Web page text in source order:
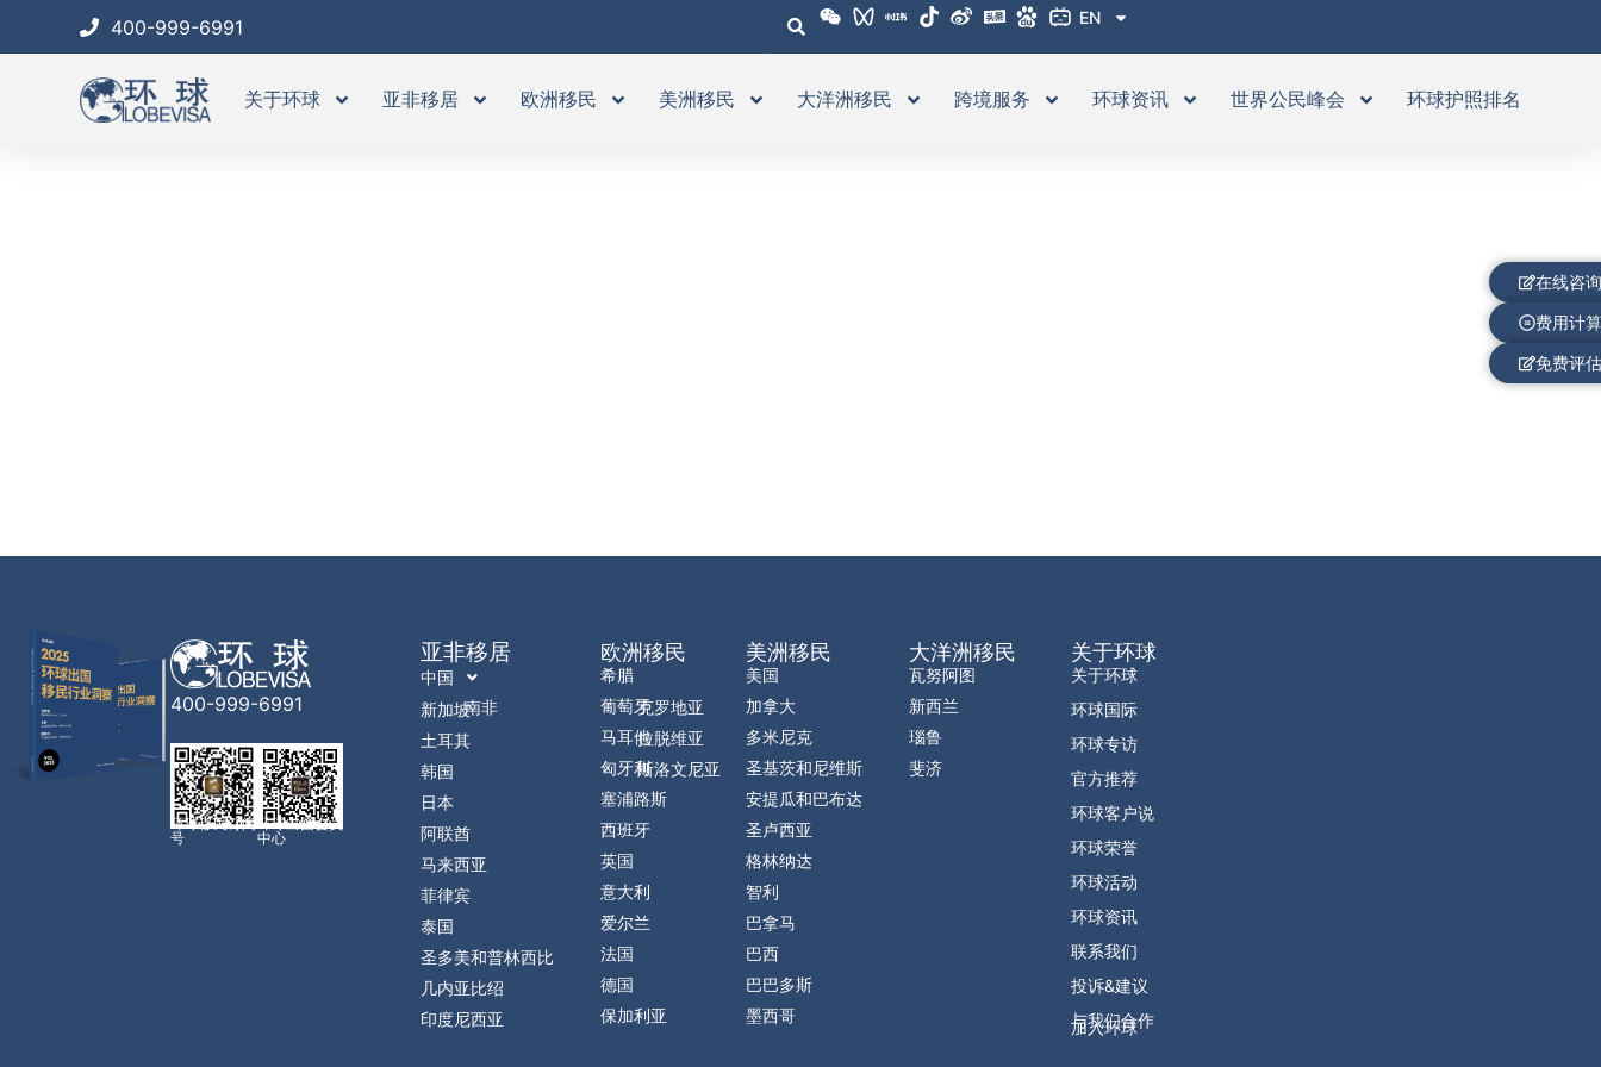
400-999-6991 EN
关于环球 亚非移居 欧洲移民 美洲移民 大洋洲移民 跨境服务 环球资讯 世界公民峰会 环球护照排名
在线咨询
费用计算
免费评估
400-999-6991
环球移民订阅
号
环球出国会员
中心
亚非移居
中国
新加坡
土耳其
韩国
日本
阿联酋
马来西亚
菲律宾
泰国
圣多美和普林西比
几内亚比绍
印度尼西亚
南非
欧洲移民
希腊
葡萄牙
马耳他
匈牙利
塞浦路斯
西班牙
英国
意大利
爱尔兰
法国
德国
保加利亚
克罗地亚
拉脱维亚
斯洛文尼亚
美洲移民
美国
加拿大
多米尼克
圣基茨和尼维斯
安提瓜和巴布达
圣卢西亚
格林纳达
智利
巴拿马
巴西
巴巴多斯
墨西哥
大洋洲移民
瓦努阿图
新西兰
瑙鲁
斐济
关于环球
关于环球
环球国际
环球专访
官方推荐
环球客户说
环球荣誉
环球活动
环球资讯
联系我们
投诉&建议
与我们合作
加入环球